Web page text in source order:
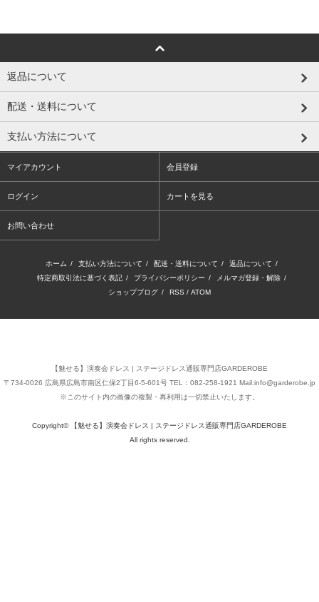
返品について
配送・送料について
支払い方法について
マイアカウント 会員登録
ログイン カートを見る
お問い合わせ
ホーム / 支払い方法について / 配送・送料について / 返品について /
特定商取引法に基づく表記 / プライバシーポリシー / メルマガ登録・解除 /
ショップブログ / RSS / ATOM
【魅せる】演奏会ドレス | ステージドレス通販専門店GARDEROBE
〒734-0026 広島県広島市南区仁保2丁目6-5-601号 TEL：082-258-1921 Mail:info@garderobe.jp
※このサイト内の画像の複製・再利用は一切禁止いたします。
Copyright© 【魅せる】演奏会ドレス | ステージドレス通販専門店GARDEROBE
All rights reserved.